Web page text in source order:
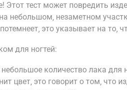
Этот тест может повредить
небольшом‚ незаметном
это указывает на то‚
для ногтей:
небольшое количество лака для
цвет‚ это говорит о том‚ что